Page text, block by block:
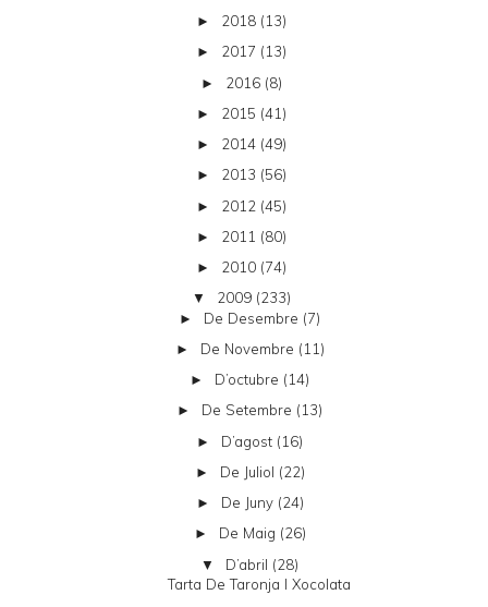
► 2018 (13)
► 2017 (13)
► 2016 (8)
► 2015 (41)
► 2014 (49)
► 2013 (56)
► 2012 (45)
► 2011 (80)
► 2010 (74)
▼ 2009 (233)
► De Desembre (7)
► De Novembre (11)
► D’octubre (14)
► De Setembre (13)
► D’agost (16)
► De Juliol (22)
► De Juny (24)
► De Maig (26)
▼ D’abril (28)
Tarta De Taronja I Xocolata